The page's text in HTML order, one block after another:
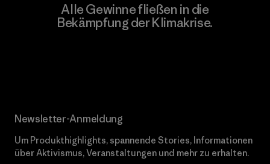
Alle Gewinne fließen in die
Bekämpfung der Klimakrise.
Newsletter-Anmeldung
Um Produkthighlights, spannende Stories, Informationen
über Aktivismus, Veranstaltungen und mehr zu erhalten.